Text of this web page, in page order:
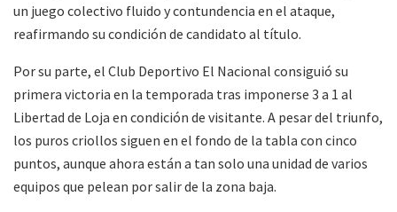
un juego colectivo fluido y contundencia en el ataque,
reafirmando su condición de candidato al título.
Por su parte, el Club Deportivo El Nacional consiguió su
primera victoria en la temporada tras imponerse 3 a 1 al
Libertad de Loja en condición de visitante. A pesar del triunfo,
los puros criollos siguen en el fondo de la tabla con cinco
puntos, aunque ahora están a tan solo una unidad de varios
equipos que pelean por salir de la zona baja.